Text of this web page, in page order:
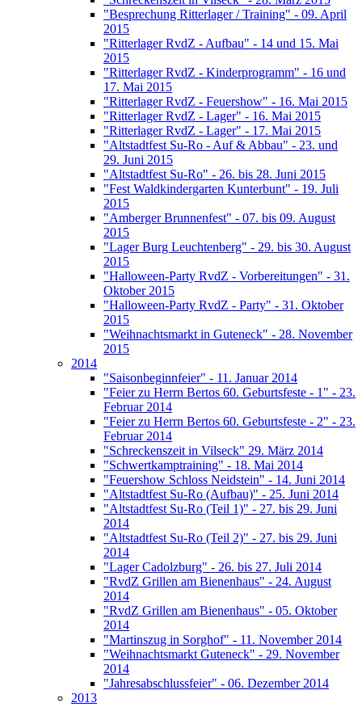
"Besprechung Ritterlager / Training" - 09. April
2015
"Ritterlager RvdZ - Aufbau" - 14 und 15. Mai
2015
"Ritterlager RvdZ - Kinderprogramm" - 16 und
17. Mai 2015
"Ritterlager RvdZ - Feuershow" - 16. Mai 2015
"Ritterlager RvdZ - Lager" - 16. Mai 2015
"Ritterlager RvdZ - Lager" - 17. Mai 2015
"Altstadtfest Su-Ro - Auf & Abbau" - 23. und
29. Juni 2015
"Altstadtfest Su-Ro" - 26. bis 28. Juni 2015
"Fest Waldkindergarten Kunterbunt" - 19. Juli
2015
"Amberger Brunnenfest" - 07. bis 09. August
2015
"Lager Burg Leuchtenberg" - 29. bis 30. August
2015
"Halloween-Party RvdZ - Vorbereitungen" - 31.
Oktober 2015
"Halloween-Party RvdZ - Party" - 31. Oktober
2015
"Weihnachtsmarkt in Guteneck" - 28. November
2015
2014
"Saisonbeginnfeier" - 11. Januar 2014
"Feier zu Herrn Bertos 60. Geburtsfeste - 1" - 23.
Februar 2014
"Feier zu Herrn Bertos 60. Geburtsfeste - 2" - 23.
Februar 2014
"Schreckenszeit in Vilseck" 29. März 2014
"Schwertkamptraining" - 18. Mai 2014
"Feuershow Schloss Neidstein" - 14. Juni 2014
"Altstadtfest Su-Ro (Aufbau)" - 25. Juni 2014
"Altstadtfest Su-Ro (Teil 1)" - 27. bis 29. Juni
2014
"Altstadtfest Su-Ro (Teil 2)" - 27. bis 29. Juni
2014
"Lager Cadolzburg" - 26. bis 27. Juli 2014
"RvdZ Grillen am Bienenhaus" - 24. August
2014
"RvdZ Grillen am Bienenhaus" - 05. Oktober
2014
"Martinszug in Sorghof" - 11. November 2014
"Weihnachtsmarkt Guteneck" - 29. November
2014
"Jahresabschlussfeier" - 06. Dezember 2014
2013